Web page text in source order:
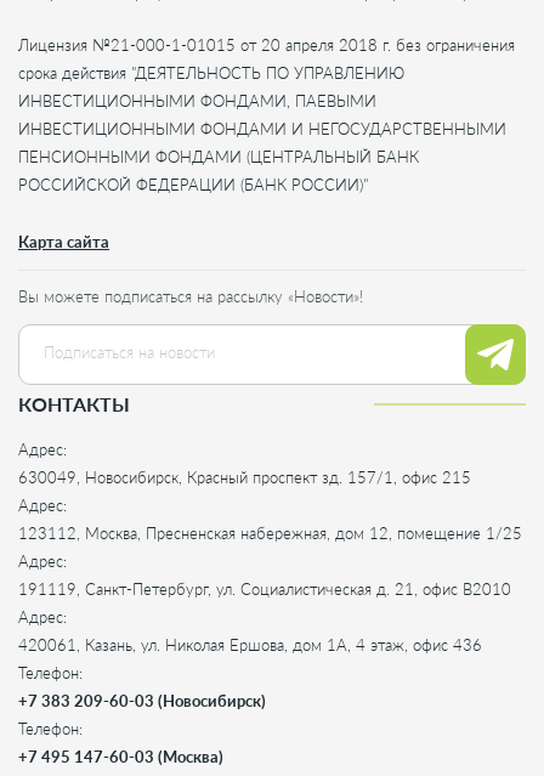
Лицензия №21-000-1-01015 от 20 апреля 2018 г. без ограничения
срока действия "ДЕЯТЕЛЬНОСТЬ ПО УПРАВЛЕНИЮ
ИНВЕСТИЦИОННЫМИ ФОНДАМИ, ПАЕВЫМИ
ИНВЕСТИЦИОННЫМИ ФОНДАМИ И НЕГОСУДАРСТВЕННЫМИ
ПЕНСИОННЫМИ ФОНДАМИ (ЦЕНТРАЛЬНЫЙ БАНК
РОССИЙСКОЙ ФЕДЕРАЦИИ (БАНК РОССИИ)"
Карта сайта
Вы можете подписаться на рассылку «Новости»!
КОНТАКТЫ
Адрес:
630049, Новосибирск, Красный проспект зд. 157/1, офис 215
Адрес:
123112, Москва, Пресненская набережная, дом 12, помещение 1/25
Адрес:
191119, Санкт-Петербург, ул. Социалистическая д. 21, офис B2010
Адрес:
420061, Казань, ул. Николая Ершова, дом 1А, 4 этаж, офис 436
Телефон:
+7 383 209-60-03 (Новосибирск)
Телефон:
+7 495 147-60-03 (Москва)